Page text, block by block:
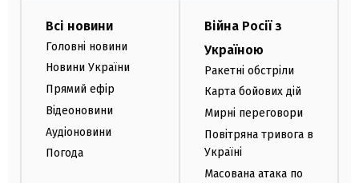
Всі новини
Головні новини
Новини України
Прямий ефір
Відеоновини
Аудіоновини
Погода
Війна Росії з
Україною
Ракетні обстріли
Карта бойових дій
Мирні переговори
Повітряна тривога в
Україні
Масована атака по